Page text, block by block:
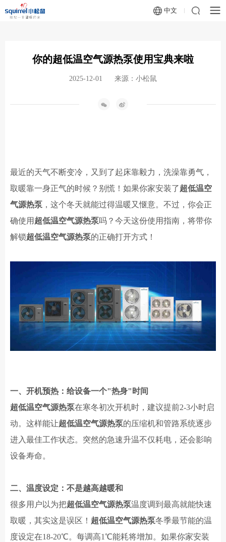
中文
你的超低温空气源热泵使用宝典来啦
2025-12-01 来源：小松鼠
最近的天气不断变冷 ，又到了起床靠毅力，洗澡靠勇气，
取暖靠一身正气的时候 ？ 别慌 ！ 如果你家安装了超低温空
气源热泵 ，这个冬天就能过得温暖又惬意。不过，你会正
确使用 超低温空气源热泵吗？今天这份使用指南，将带你
解锁超低温空气源热泵的正确打开方式 ！
一、开机预热：给设备一个"热身"时间
超低温空气源热泵在寒冬初次开机时，建议提前2-3小时启
动。这样能让超低温空气源热泵的压缩机和管路系统逐步
进入最佳工作状态。突然的急速升温不仅耗电，还会影响
设备寿命。
二、温度设定：不是越高越暖和
很多用户以为把超低温空气源热泵温度调到最高就能快速
取暖，其实这是误区！ 超低温空气源热泵冬季最节能的温
度设定在18-20℃。每调高1℃能耗将增加。如果你家安装